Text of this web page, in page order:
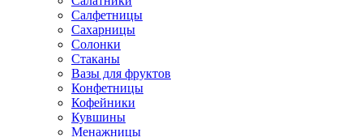
Салфетницы
Сахарницы
Солонки
Стаканы
Вазы для фруктов
Конфетницы
Кофейники
Кувшины
Менажницы